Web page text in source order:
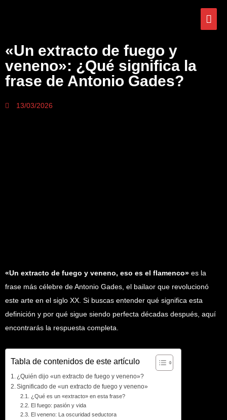
«Un extracto de fuego y
veneno»: ¿Qué significa la
frase de Antonio Gades?
13/03/2026
«Un extracto de fuego y veneno, eso es el flamenco» es la
frase más célebre de Antonio Gades, el bailaor que revolucionó
este arte en el siglo XX. Si buscas entender qué significa esta
definición y por qué sigue siendo perfecta décadas después, aquí
encontrarás la respuesta completa.
Tabla de contenidos de este artículo
¿Quién dijo «un extracto de fuego y veneno»?
Significado de «un extracto de fuego y veneno»
¿Qué es un «extracto» en esta frase?
El fuego: pasión y vida
El veneno: La oscuridad seductora